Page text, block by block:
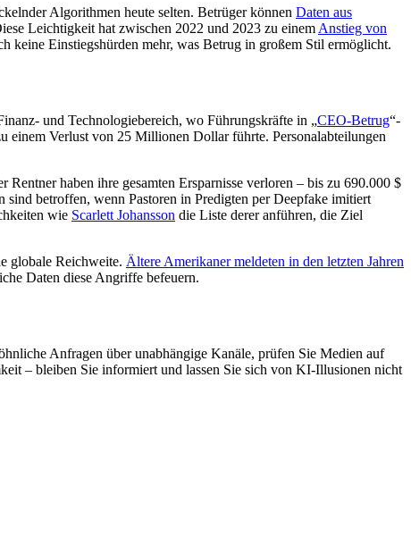
Algorithmen heute selten. Betrüger können Daten aus
Leichtigkeit hat zwischen 2022 und 2023 zu einem Anstieg von
keine Einstiegshürden mehr, was Betrug in großem Stil ermöglicht.
und Technologiebereich, wo Führungskräfte in „CEO-Betrug“-
Verlust von 25 Millionen Dollar führte. Personalabteilungen
haben ihre gesamten Ersparnisse verloren – bis zu 690.000 $
sind betroffen, wenn Pastoren in Predigten per Deepfake imitiert
wie Scarlett Johansson die Liste derer anführen, die Ziel
globale Reichweite. Ältere Amerikaner meldeten in den letzten Jahren
Daten diese Angriffe befeuern.
Anfragen über unabhängige Kanäle, prüfen Sie Medien auf
– bleiben Sie informiert und lassen Sie sich von KI-Illusionen nicht